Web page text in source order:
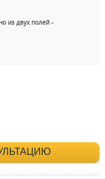
из двух полей -
660-35-